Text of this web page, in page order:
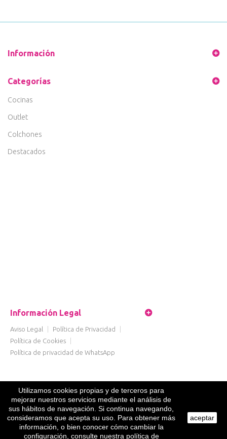
Información
Categorías
Cocinas
Outlet
Colchones
Destacados
Información Legal
Aviso Legal Política de Privacidad
Política de Cookies
Política de privacidad de WhatsApp
Utilizamos cookies propias y de terceros para
mejorar nuestros servicios mediante el análisis de
sus hábitos de navegación. Si continua navegando,
consideramos que acepta su uso. Para obtener más
información, o bien conocer cómo cambiar la
configuración, consulte nuestra política de
aceptar